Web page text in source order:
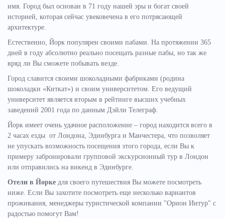
имя. Город был основан в 71 году нашей эры и богат своей
историей, которая сейчас увековечена в его потрясающей
архитектуре.
Естественно, Йорк популярен своими пабами. На протяжении 365
дней в году абсолютно реально посещать разные пабы, но так же
вряд ли Вы сможете побывать везде.
Город славится своими шоколадными фабриками (родина
шоколадки «Киткат») и своим университетом. Его ведущий
университет является вторым в рейтинге высших учебных
заведений 2001 года по данным Дэйли Телеграф.
Йорк имеет очень удачное расположение – город находится всего в
2 часах езды от Лондона, Эдинбурга и Манчестера, что позволяет
не упускать возможность посещения этого города, если Вы к
примеру забронировали групповой экскурсионный тур в Лондон
или отправились на викенд в Эдинбурге.
Отели в Йорке для своего путешествия Вы можете посмотреть
ниже. Если Вы захотите посмотреть еще несколько вариантов
проживания, менеджеры туристической компании "Орион Интур" с
радостью помогут Вам!